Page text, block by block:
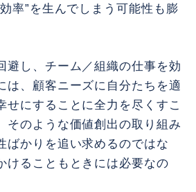
率”を生んでしまう可能性も膨
避し、チーム／組織の仕事を効
は、顧客ニーズに自分たちを適
せにすることに全力を尽くすこ
そのような価値創出の取り組み
ばかりを追い求めるのではな
けることもときには必要なの